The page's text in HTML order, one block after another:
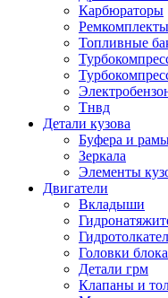
Карбюраторы
Топливные
Тнвд
Детали кузова
Буфера и
Зеркала
Элементы
Двигатели
Вкладыши
Головки
Детали грм
Клапаны и